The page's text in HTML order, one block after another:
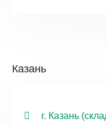
Казань
г. Казань